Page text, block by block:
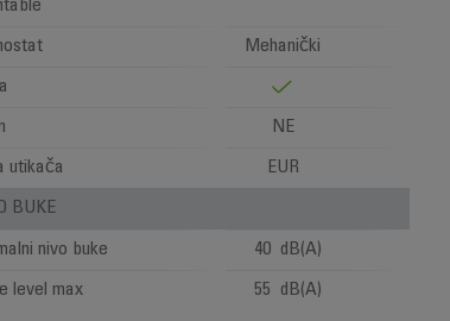
Mehanički
NE
utikača EUR
BUKE
nivo buke 40 dB(A)
level max 55 dB(A)